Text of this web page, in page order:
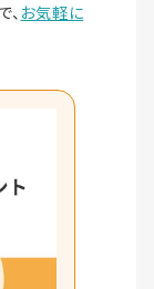
お気軽に